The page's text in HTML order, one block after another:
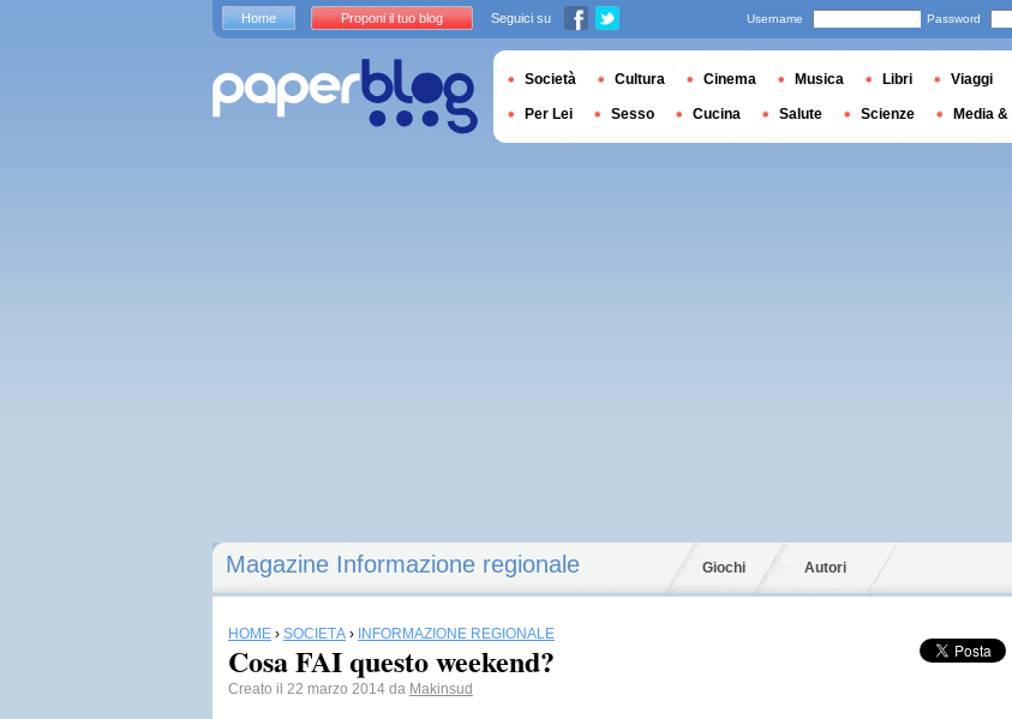
Magazine Informazione regionale Giochi Autori
HOME › SOCIETÀ › INFORMAZIONE REGIONALE
Cosa FAI questo weekend?
Creato il 22 marzo 2014 da Makinsud
Home Proponi il tuo blog Seguici su Username Password
Società Cultura Cinema Musica Libri Viaggi
Per Lei Sesso Cucina Salute Scienze Media &